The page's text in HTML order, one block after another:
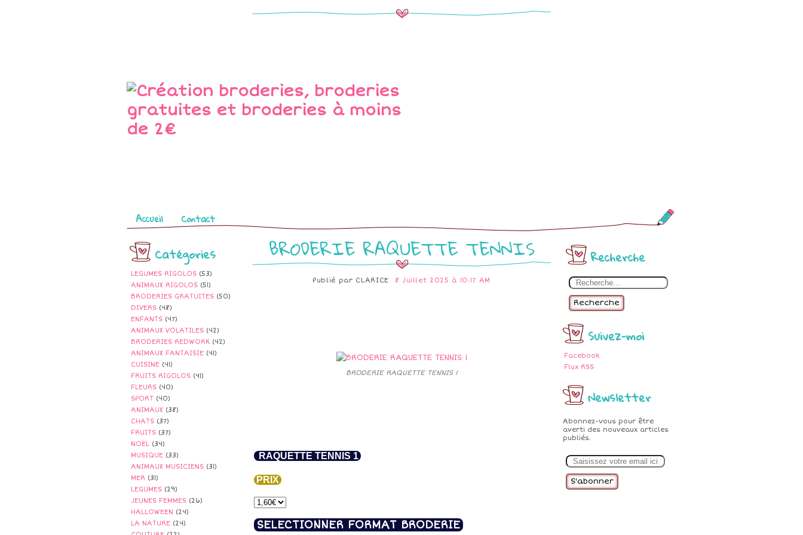
Pages
Accueil Contact
Catégories
LEGUMES RIGOLOS (53)
ANIMAUX RIGOLOS (51)
BRODERIES GRATUITES (50)
DIVERS (48)
ENFANTS (47)
ANIMAUX VOLATILES (42)
BRODERIES REDWORK (42)
ANIMAUX FANTAISIE (41)
CUISINE (41)
FRUITS RIGOLOS (41)
FLEURS (40)
SPORT (40)
ANIMAUX (38)
CHATS (37)
FRUITS (37)
NOËL (34)
MUSIQUE (33)
ANIMAUX MUSICIENS (31)
MER (31)
LEGUMES (29)
JEUNES FEMMES (26)
HALLOWEEN (24)
LA NATURE (24)
Recherche
Recherche
Suivez-moi
Facebook
Flux RSS
Newsletter
Abonnez-vous pour être
averti des nouveaux articles
publiés.
m
BRODERIE RAQUETTE TENNIS
Publié par CLARICE 8 Juillet 2025 à 10:17 AM
BRODERIE RAQUETTE TENNIS 1
RAQUETTE TENNIS 1
PRIX
SELECTIONNER FORMAT BRODERIE